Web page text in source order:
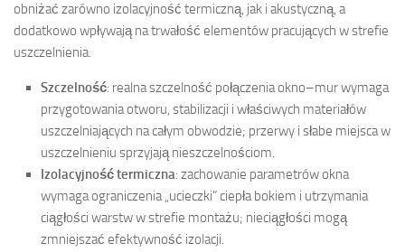
obniżać zarówno izolacyjność termiczną, jak i akustyczną, a
dodatkowo wpływają na trwałość elementów pracujących w strefie
uszczelnienia.
Szczelność: realna szczelność połączenia okno–mur wymaga
przygotowania otworu, stabilizacji i właściwych materiałów
uszczelniających na całym obwodzie; przerwy i słabe miejsca w
uszczelnieniu sprzyjają nieszczelnościom.
Izolacyjność termiczna: zachowanie parametrów okna
wymaga ograniczenia „ucieczki” ciepła bokiem i utrzymania
ciągłości warstw w strefie montażu; nieciągłości mogą
zmniejszać efektywność izolacji.